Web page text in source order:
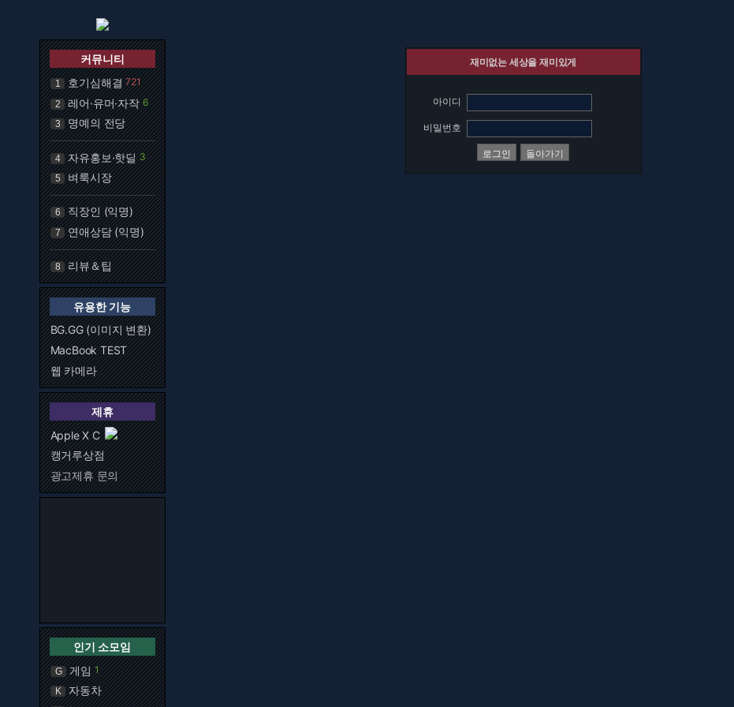
커뮤니티
1 호기심해결 721
2 레어·유머·자작 6
3 명예의 전당
4 자유홍보·핫딜 3
5 벼룩시장
6 직장인 (익명)
7 연애상담 (익명)
8 리뷰＆팁
유용한 기능
BG.GG (이미지 변환)
MacBook TEST
웹 카메라
제휴
Apple X C
캥거루상점
광고제휴 문의
인기 소모임
G 게임 1
K 자동차
재미없는 세상을 재미있게
아이디
비밀번호